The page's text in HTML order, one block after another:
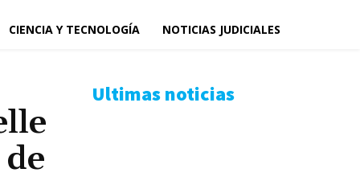
CIENCIA Y TECNOLOGÍA NOTICIAS JUDICIALES
Ultimas noticias